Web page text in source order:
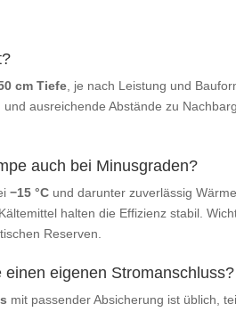
cm Tiefe , je nach Leistung und
ausreichende Abstände zu
auch bei Minusgraden?
−15 °C und darunter zuverlässig
halten die Effizienz stabil.
Reserven.
eigenen Stromanschluss?
mit passender Absicherung ist üblich,